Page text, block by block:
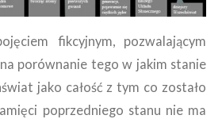
fikcyjnym, pozwalającym
porównanie tego w jakim stanie
jako całość z tym co zostało
poprzedniego stanu nie ma